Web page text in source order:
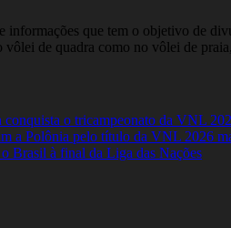
informações que tem o objetivo de
vôlei de quadra como no vôlei de
o tricampeonato da VNL
a Polônia pelo título da VNL 2026
Brasil à final da Liga das Nações